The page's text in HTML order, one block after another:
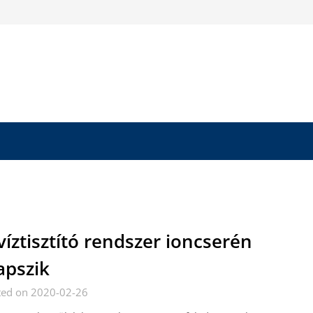
rendszer ioncserén
on 2020-02-26